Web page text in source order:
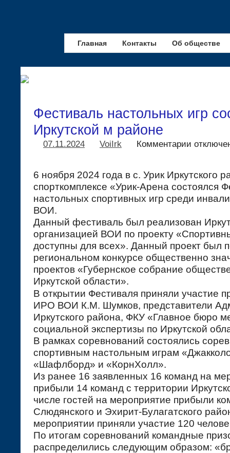
Главная Контакты Об обществе
Фестиваль настольных игр
Иркутской м районе
07.11.2024 VoiIrk Комментарии
6 ноября 2024 года в с. Урик Иркутского
спорткомплексе «Урик-Арена состоялся
настольных спортивных игр среди
ВОИ.
Данный фестиваль был реализован
организацией ВОИ по проекту
доступны для всех». Данный проект был
региональном конкурсе общественно
проектов «Губернское собрание
Иркутской области».
В открытии Фестиваля приняли участие
ИРО ВОИ К.М. Шумков, представители
Иркутского района, ФКУ «Главное бюро
социальной экспертизы по Иркутской
В рамках соревнований состоялись
спортивным настольным играм
«Шафлборд» и «КорнХолл».
Из ранее 16 заявленных 16 команд на
прибыли 14 команд с территории
числе гостей на мероприятие прибыли
Слюдянского и Эхирит-Булагатского
мероприятии приняли участие 120
По итогам соревнований командные
распределились следующим образом: